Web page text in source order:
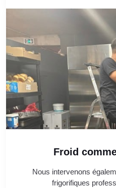
Froid
Nous intervenons
frigorifiques